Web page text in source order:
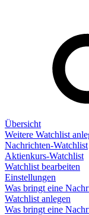
Übersicht
Weitere Watchlist
Nachrichten-Watchlist
Aktienkurs-Watchlist
Watchlist bearbeiten
Einstellungen
Was bringt eine
Watchlist anlegen
Was bringt eine